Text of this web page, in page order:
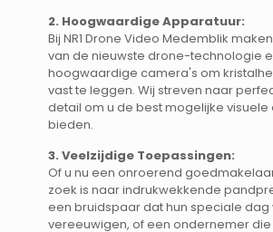
2. Hoogwaardige Apparatuur:
Bij NR1 Drone Video Medemblik
van de nieuwste drone-technologie
hoogwaardige camera's om
vast te leggen. Wij streven naar
detail om u de best mogelijke visuele
bieden.
3. Veelzijdige Toepassingen:
Of u nu een onroerend
zoek is naar indrukwekkende
een bruidspaar dat hun speciale dag
vereeuwigen, of een ondernemer die